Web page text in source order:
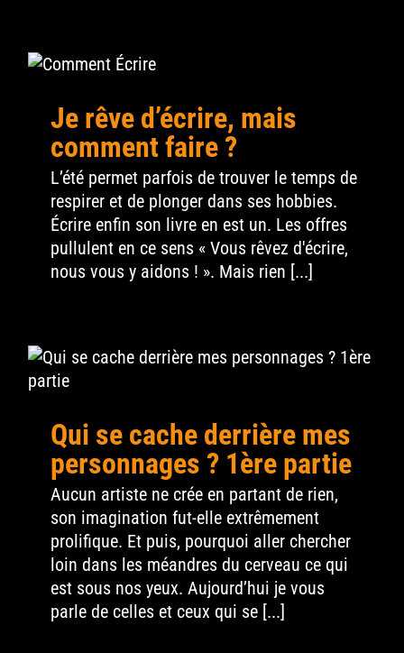
Je rêve d’écrire, mais
comment faire ?
L’été permet parfois de trouver le temps de
respirer et de plonger dans ses hobbies.
Écrire enfin son livre en est un. Les offres
pullulent en ce sens « Vous rêvez d'écrire,
nous vous y aidons ! ». Mais rien [...]
Qui se cache derrière mes
personnages ? 1ère partie
Aucun artiste ne crée en partant de rien,
son imagination fut-elle extrêmement
prolifique. Et puis, pourquoi aller chercher
loin dans les méandres du cerveau ce qui
est sous nos yeux. Aujourd’hui je vous
parle de celles et ceux qui se [...]